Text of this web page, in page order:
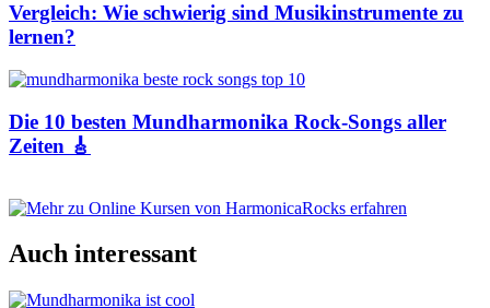
Vergleich: Wie schwierig sind Musikinstrumente zu
lernen?
Die 10 besten Mundharmonika Rock-Songs aller
Zeiten 🎸
Auch interessant